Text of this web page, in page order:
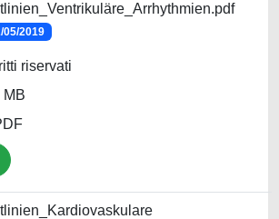
05/2019
riservati
MB